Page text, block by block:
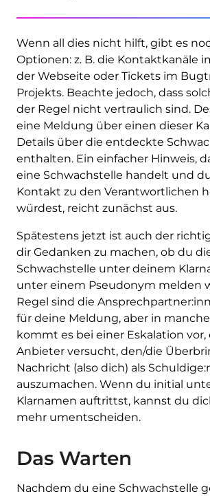
Wenn all dies nicht hilft, gibt es
Optionen: z. B. die Kontaktkanäle
der Webseite oder Tickets im
Projekts. Beachte jedoch, dass
der Regel nicht vertraulich sind.
eine Meldung über einen dieser
Details über die entdeckte
enthalten. Ein einfacher Hinweis,
eine Schwachstelle handelt und
Kontakt zu den Verantwortlichen
würdest, reicht zunächst aus.
Spätestens jetzt ist auch der
dir Gedanken zu machen, ob du
Schwachstelle unter deinem
unter einem Pseudonym melden
Regel sind die
für deine Meldung, aber in
kommt es bei einer Eskalation vor,
Anbieter versucht, den/die
Nachricht (also dich) als
auszumachen. Wenn du initial
Klarnamen auftrittst, kannst du
mehr umentscheiden.
Das Warten
Nachdem du eine Schwachstelle